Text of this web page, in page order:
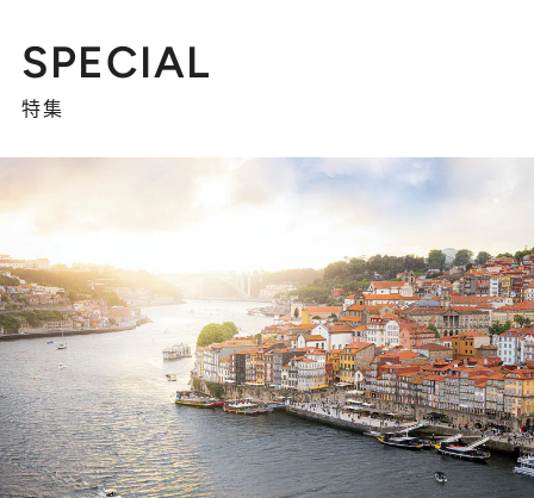
SPECIAL
特集